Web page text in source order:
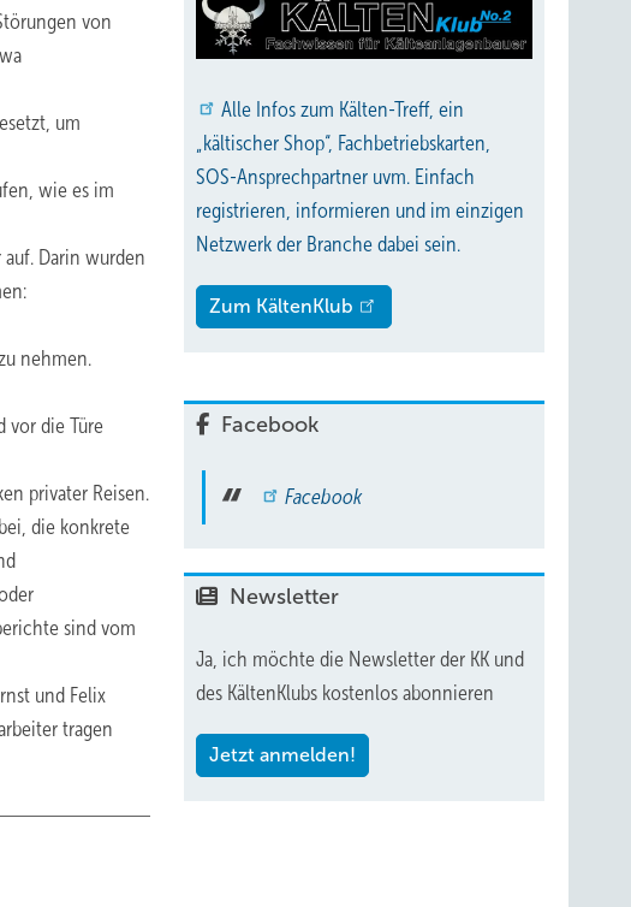
von
um
wie es im
Darin wurden
nehmen.
vor die Türe
privater Reisen.
die konkrete
sind vom
und Felix
tragen
Alle Infos zum Kälten-Treff, ein
„kältischer Shop“, Fachbetriebskarten,
SOS-Ansprechpartner uvm. Einfach
registrieren, informieren und im einzigen
Netzwerk der Branche dabei sein.
Zum KältenKlub
Facebook
Facebook
Newsletter
Ja, ich möchte die Newsletter der KK und
des KältenKlubs kostenlos abonnieren
Jetzt anmelden!